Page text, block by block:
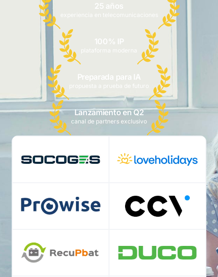
25 años
experiencia en telecomunicaciones
100% IP
plataforma moderna
Preparada para IA
propuesta a prueba de futuro
Lanzamiento en Q2
canal de partners exclusivo